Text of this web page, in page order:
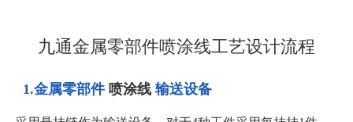
九通金属零部件喷涂线工艺设计流程
1.金属零部件 喷涂线输送设备